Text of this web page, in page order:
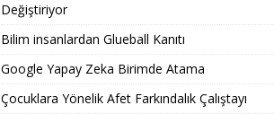
Değiştiriyor
Bilim insanlardan Glueball Kanıtı
Google Yapay Zeka Birimde Atama
Çocuklara Yönelik Afet Farkındalık Çalıştayı